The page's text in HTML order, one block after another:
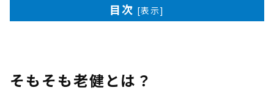
目次 [表示]
そもそも老健とは？